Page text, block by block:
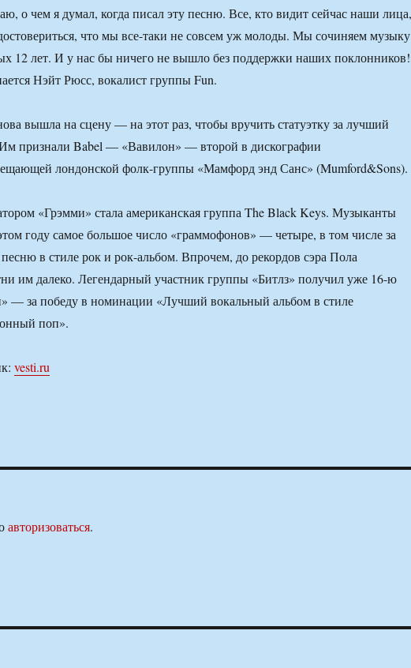
о чем я думал, когда писал эту песню. Все, кто видит сейчас наши лица,
что мы все-таки не совсем уж молоды. Мы сочиняем музыку
12 лет. И у нас бы ничего не вышло без поддержки наших
Нэйт Рюсс, вокалист группы Fun.
вышла на сцену — на этот раз, чтобы вручить статуэтку за лучший
признали Babel — «Вавилон» — второй в дискографии
лондонской фолк-группы «Мамфорд энд Санс» (Mumford&Sons).
«Грэмми» стала американская группа The Black Keys. Музыканты
году самое большое число «граммофонов» — четыре, в том числе за
в стиле рок и рок-альбом. Впрочем, до рекордов сэра Пола
им далеко. Легендарный участник группы «Битлз» получил уже 16-ю
— за победу в номинации «Лучший вокальный альбом в стиле
поп».
vesti.ru
авторизоваться.